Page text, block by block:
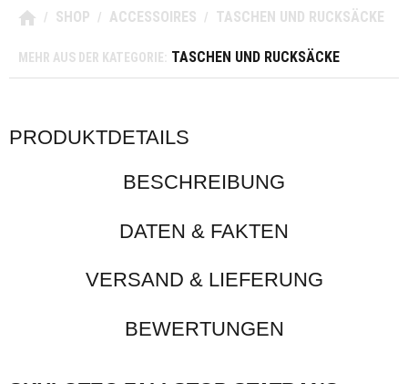
/ SHOP / ACCESSOIRES / TASCHEN UND RUCKSÄCKE
MEHR AUS DER KATEGORIE: TASCHEN UND RUCKSÄCKE
PRODUKTDETAILS
BESCHREIBUNG
DATEN & FAKTEN
VERSAND & LIEFERUNG
BEWERTUNGEN